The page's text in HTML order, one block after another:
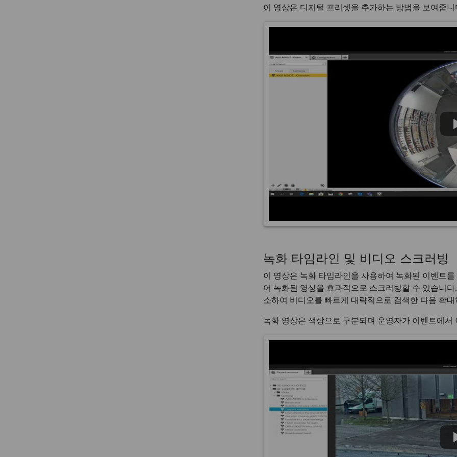
이 영상은 디지털 프리셋을 추가하는 방법을 보여줍니
녹화 타임라인 및 비디오 스크러빙
이 영상은 녹화 타임라인을 사용하여 녹화된 이벤트
어 녹화된 영상을 효과적으로 스크러빙할 수 있습니
소하여 비디오를 빠르게 대략적으로 검색한 다음 확
녹화 영상은 색상으로 구분되며 운영자가 이벤트에